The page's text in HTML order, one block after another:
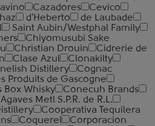
Cazadores
Cevico
d'Heberto
de Laubade
Saint Aubin/Westphal Family
Chiyomusubi Sake
Christian Drouin
Cidrerie de
Clase Azul
Clonakilty
Distillery
Cognac
Produits de Gascogne
Box Whisky
Conecuh Brands
Metl S.P.R. de R.L.
Cooperativa Tequilera
Coquerel
Corporacion